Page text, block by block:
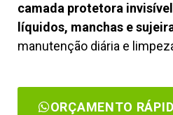
camada protetora
líquidos, manchas e
manutenção diária e
ORÇAMENTO